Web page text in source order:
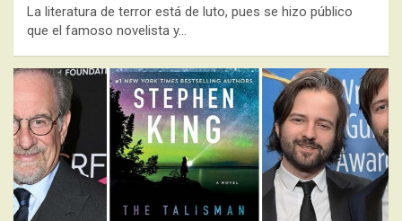
La literatura de terror está de luto, pues se hizo público
que el famoso novelista y…